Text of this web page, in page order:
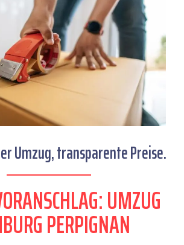
Umzug, transparente Preise.
UMZUG
PERPIGNAN